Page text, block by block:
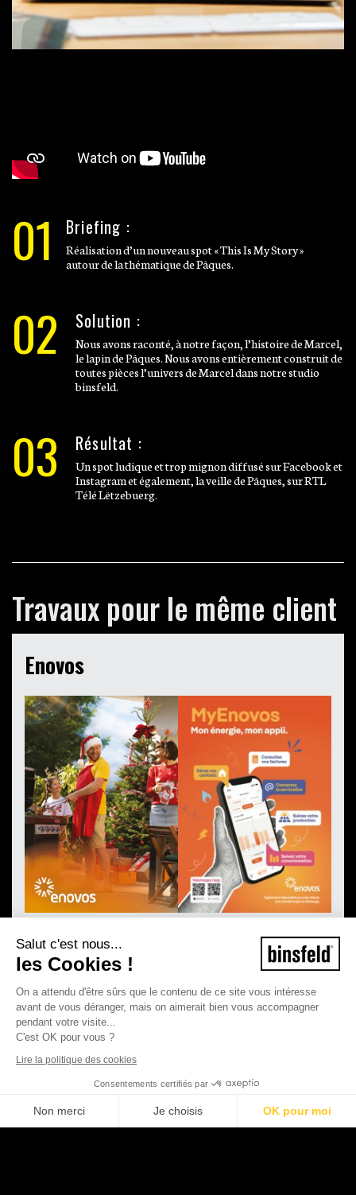
Salut c'est nous...
les Cookies !
On a attendu d'être sûrs que le contenu de ce site vous intéresse
avant de vous déranger, mais on aimerait bien vous accompagner
pendant votre visite...
C'est OK pour vous ?
Lire la politique des cookies
Consentements certifiés par
Non merci Je choisis OK pour moi
01 Briefing :
Réalisation d’un nouveau spot « This Is My Story »
autour de la thématique de Pâques.
02 Solution :
Nous avons raconté, à notre façon, l’histoire de Marcel,
le lapin de Pâques. Nous avons entièrement construit de
toutes pièces l’univers de Marcel dans notre studio
binsfeld.
03 Résultat :
Un spot ludique et trop mignon diffusé sur Facebook et
Instagram et également, la veille de Pâques, sur RTL
Télé Lëtzebuerg.
Travaux pour le même client
Enovos
©2026 Binsfeld - Tous droits réservés